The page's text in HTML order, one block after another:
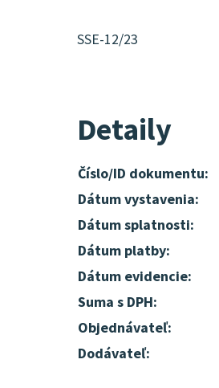
SSE-12/23
Detaily
Číslo/ID dokumentu:
Dátum vystavenia:
Dátum splatnosti:
Dátum platby:
Dátum evidencie:
Suma s DPH:
Objednávateľ:
Dodávateľ: